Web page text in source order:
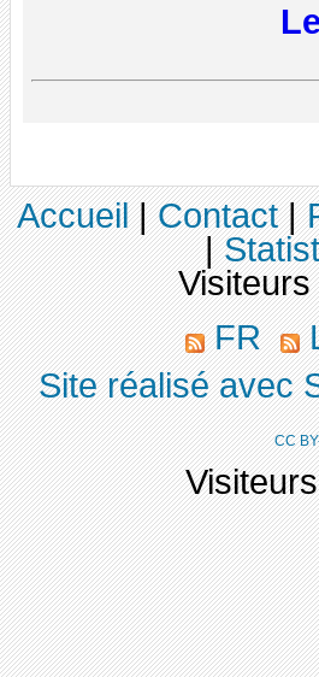
Accueil|Contact|
|
FR
Site réalisé avec
CC